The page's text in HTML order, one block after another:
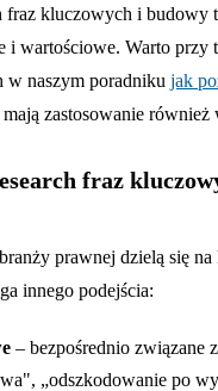
fraz kluczowych i budowy
i wartościowe. Warto przy
w naszym poradniku jak
mają zastosowanie
fraz
prawnej dzielą się
innego podejścia:
– bezpośrednio związane
„odszkodowanie po